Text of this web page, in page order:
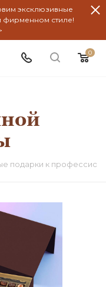
эксклюзивные
фирменном стиле!
0
подарки к